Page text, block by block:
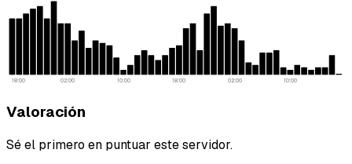
18:00 02:00 10:00 18:00 02:00 10:00
Valoración
Sé el primero en puntuar este servidor.